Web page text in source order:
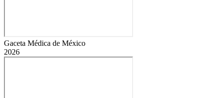
Gaceta Médica de México
2026